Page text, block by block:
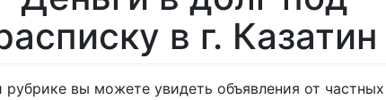
в г. Казатин
рубрике вы можете увидеть объявления от частных